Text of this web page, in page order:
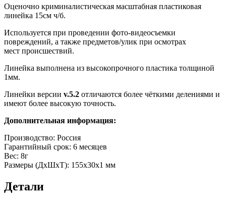
Оценочно криминалистическая масштабная пластиковая
линейка 15см ч/б.
Используется при проведении фото-видеосъемки
повреждений, а также предметов/улик при осмотрах
мест происшествий.
Линейка выполнена из высокопрочного пластика толщиной
1мм.
Линейки версии v.5.2 отличаются более чёткими делениями и
имеют более высокую точность.
Дополнительная информация:
Производство: Россия
Гарантийный срок: 6 месяцев
Вес: 8г
Размеры (ДхШхТ): 155х30х1 мм
Детали